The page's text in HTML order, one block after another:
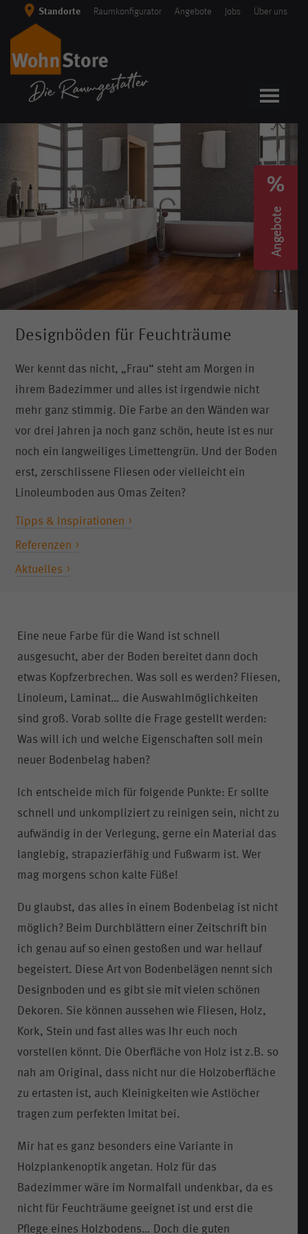
Angebote
content
Standorte Raumkonfigurator Angebote Jobs Über uns
Designböden für Feuchträume
Wer kennt das nicht, „Frau“ steht am Morgen in
ihrem Badezimmer und alles ist irgendwie nicht
mehr ganz stimmig. Die Farbe an den Wänden war
vor drei Jahren ja noch ganz schön, heute ist es nur
noch ein langweiliges Limettengrün. Und der Boden
erst, zerschlissene Fliesen oder vielleicht ein
Linoleumboden aus Omas Zeiten?
Tipps & Inspirationen
Referenzen
Aktuelles
Eine neue Farbe für die Wand ist schnell
ausgesucht, aber der Boden bereitet dann doch
etwas Kopfzerbrechen. Was soll es werden? Fliesen,
Linoleum, Laminat… die Auswahlmöglichkeiten
sind groß. Vorab sollte die Frage gestellt werden:
Was will ich und welche Eigenschaften soll mein
neuer Bodenbelag haben?
Ich entscheide mich für folgende Punkte: Er sollte
schnell und unkompliziert zu reinigen sein, nicht zu
aufwändig in der Verlegung, gerne ein Material das
langlebig, strapazierfähig und Fußwarm ist. Wer
mag morgens schon kalte Füße!
Du glaubst, das alles in einem Bodenbelag ist nicht
möglich? Beim Durchblättern einer Zeitschrift bin
ich genau auf so einen gestoßen und war hellauf
begeistert. Diese Art von Bodenbelägen nennt sich
Designboden und es gibt sie mit vielen schönen
Dekoren. Sie können aussehen wie Fliesen, Holz,
Kork, Stein und fast alles was Ihr euch noch
vorstellen könnt. Die Oberfläche von Holz ist z.B. so
nah am Original, dass nicht nur die Holzoberfläche
zu ertasten ist, auch Kleinigkeiten wie Astlöcher
tragen zum perfekten Imitat bei.
Mir hat es ganz besonders eine Variante in
Holzplankenoptik angetan. Holz für das
Badezimmer wäre im Normalfall undenkbar, da es
nicht für Feuchträume geeignet ist und erst die
Pflege eines Holzbodens… Doch die guten